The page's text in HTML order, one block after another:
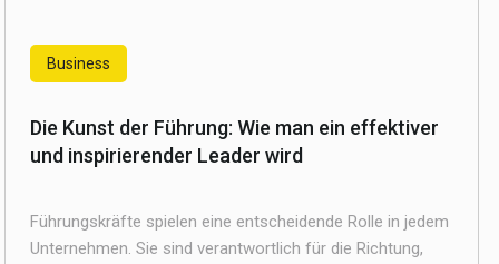
Business
Die Kunst der Führung: Wie man ein effektiver
und inspirierender Leader wird
Führungskräfte spielen eine entscheidende Rolle in jedem
Unternehmen. Sie sind verantwortlich für die Richtung,